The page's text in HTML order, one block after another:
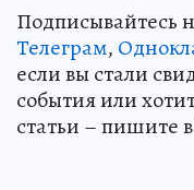
Подписывайтесь
Телеграм,
если вы стали
события или
статьи – пишите